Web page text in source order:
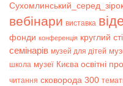
вебінари виставка
фонди конференція круглий
семінарів музей для дітей
школа музеї Києва освітні
читання сковорода 300